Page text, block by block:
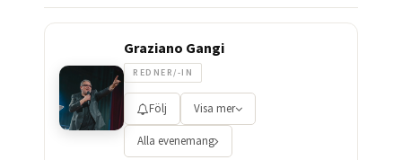
Graziano Gangi
REDNER/-IN
Följ Visa mer
Alla evenemang